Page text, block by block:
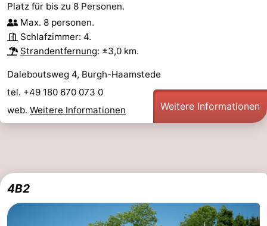
Platz für bis zu 8 Personen.
Max. 8 personen.
Schlafzimmer: 4.
Strandentfernung: ±3,0 km.
Daleboutsweg 4, Burgh-Haamstede
tel. +49 180 670 073 0
web. Weitere Informationen Weitere Informationen
4B2